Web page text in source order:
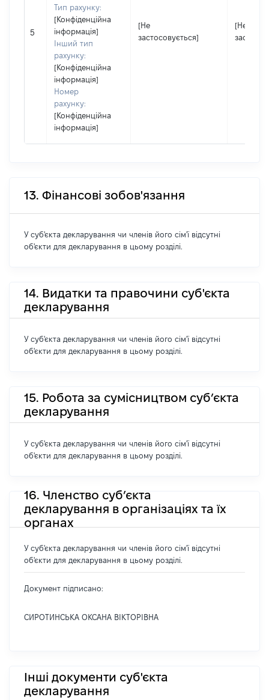
5
Тип рахунку:
[Конфіденційна
інформація]
Інший тип
рахунку:
[Конфіденційна
інформація]
Номер
рахунку:
[Конфіденційна
інформація]
[Не
застосовується]
[Не
13. Фінансові зобов'язання
У суб'єкта декларування чи членів його сім'ї відсутні
об'єкти для декларування в цьому розділі.
14. Видатки та правочини суб'єкта
декларування
У суб'єкта декларування чи членів його сім'ї відсутні
об'єкти для декларування в цьому розділі.
15. Робота за сумісництвом суб’єкта
декларування
У суб'єкта декларування чи членів його сім'ї відсутні
об'єкти для декларування в цьому розділі.
16. Членство суб’єкта
декларування в організаціях та їх
органах
У суб'єкта декларування чи членів його сім'ї відсутні
об'єкти для декларування в цьому розділі.
Документ підписано:
СИРОТИНСЬКА ОКСАНА ВІКТОРІВНА
Інші документи суб'єкта
декларування